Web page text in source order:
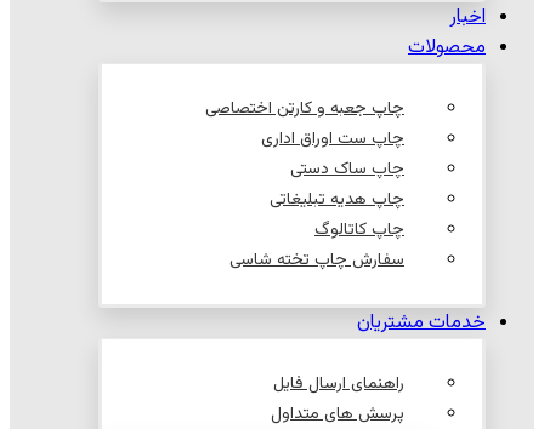
اخبار
محصولات
چاپ جعبه و کارتن اختصاصی
چاپ ست اوراق اداری
چاپ ساک دستی
چاپ هدیه تبلیغاتی
چاپ کاتالوگ
سفارش چاپ تخته شاسی
خدمات مشتریان
راهنمای ارسال فایل
پرسش های متداول